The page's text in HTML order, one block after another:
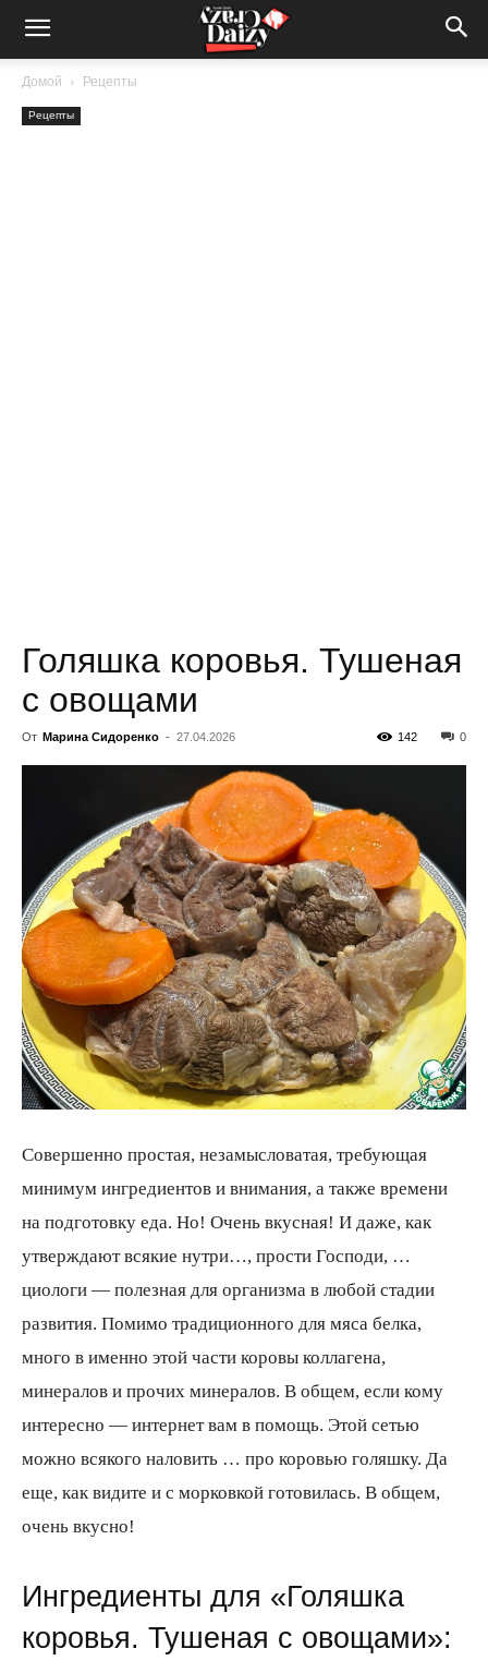
Crazy-
Daizy
Домой Рецепты
Рецепты
Голяшка коровья. Тушеная
с овощами
От Марина Сидоренко - 27.04.2026 0
142
Совершенно простая, незамысловатая, требующая
минимум ингредиентов и внимания, а также времени
на подготовку еда. Но! Очень вкусная! И даже, как
утверждают всякие нутри…, прости Господи, …
циологи — полезная для организма в любой стадии
развития. Помимо традиционного для мяса белка,
много в именно этой части коровы коллагена,
минералов и прочих минералов. В общем, если кому
интересно — интернет вам в помощь. Этой сетью
можно всякого наловить … про коровью голяшку. Да
еще, как видите и с морковкой готовилась. В общем,
очень вкусно!
Ингредиенты для «Голяшка
коровья. Тушеная с овощами»: